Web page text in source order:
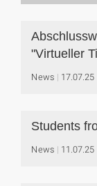
"Virtueller
News 17.07.25
Students
News 11.07.25